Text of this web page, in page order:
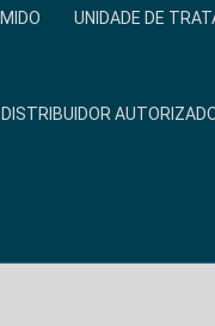
UNIDADE DE
DISTRIBUIDOR